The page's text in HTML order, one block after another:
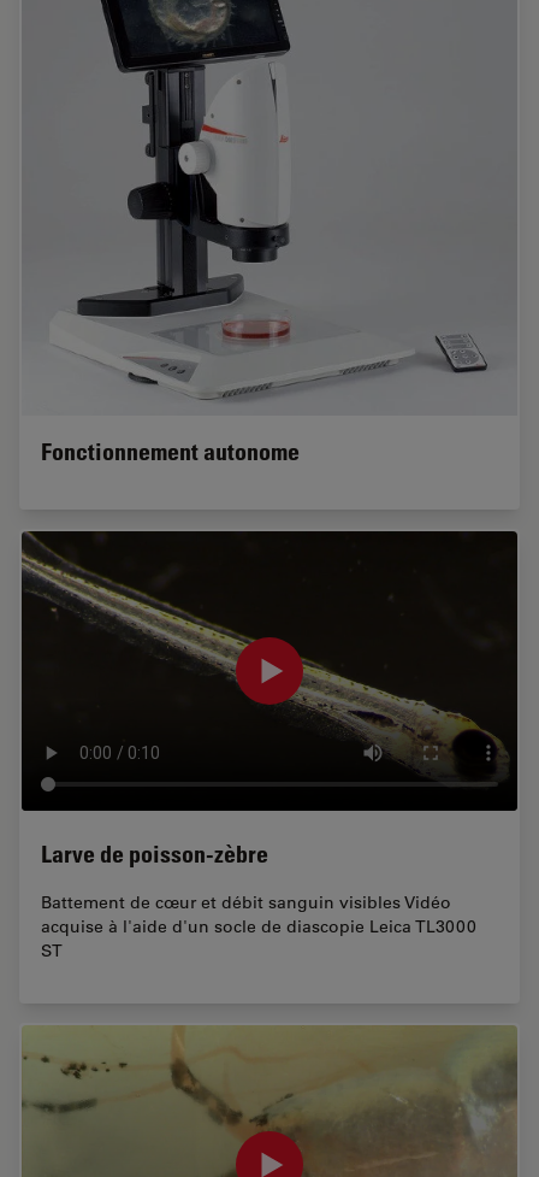
Fonctionnement autonome
Larve de poisson-zèbre
Battement de cœur et débit sanguin visibles Vidéo
acquise à l'aide d'un socle de diascopie Leica TL3000
ST